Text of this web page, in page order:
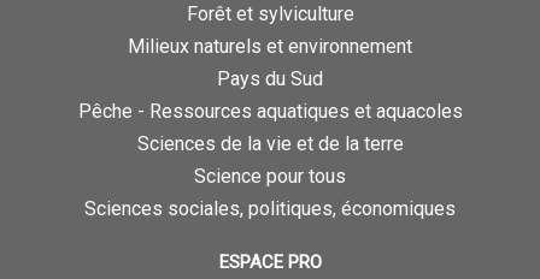
Forêt et sylviculture
Milieux naturels et environnement
Pays du Sud
Pêche - Ressources aquatiques et aquacoles
Sciences de la vie et de la terre
Science pour tous
Sciences sociales, politiques, économiques
ESPACE PRO